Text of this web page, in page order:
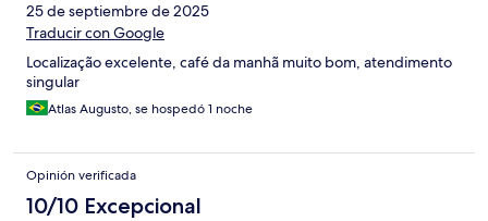
25 de septiembre de 2025
Traducir con Google
Localização excelente, café da manhã muito bom, atendimento
singular
Atlas Augusto, se hospedó 1 noche
Opinión verificada
10/10 Excepcional